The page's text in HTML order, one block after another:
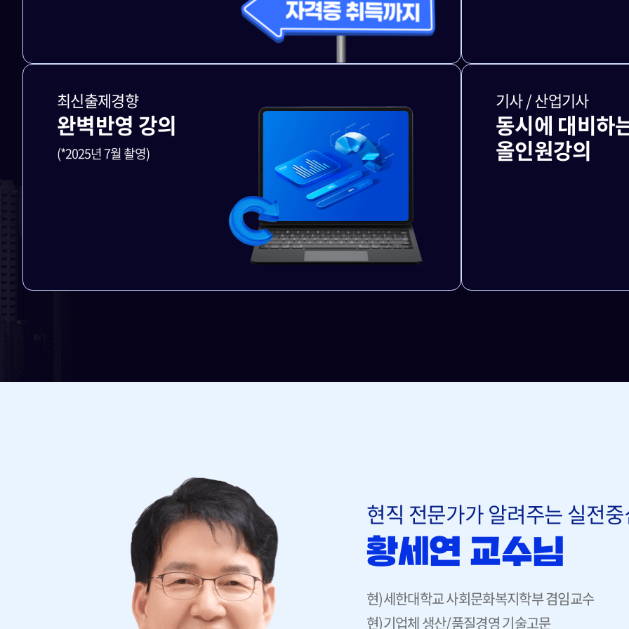
최신출제경향
완벽반영 강의
(*2025년 7월 촬영)
기사 / 산업기사
동시에 대비하
올인원강의
현직 전문가가 알려주는 실전
현)세한대학교 사회문화복지학부 겸임교수
현)기업체 생산/품질경영 기술고문